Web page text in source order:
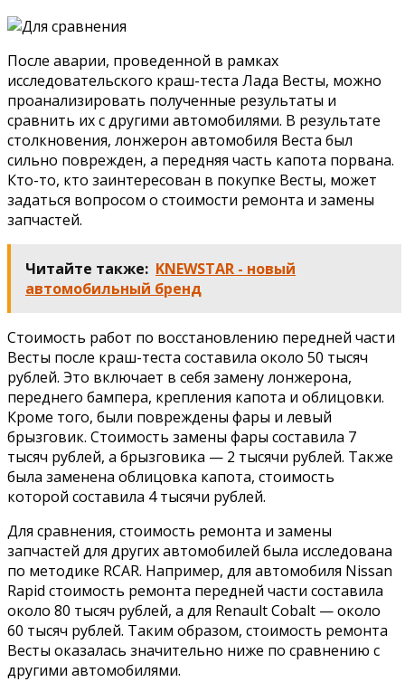
После аварии, проведенной в рамках
исследовательского краш-теста Лада Весты, можно
проанализировать полученные результаты и
сравнить их с другими автомобилями. В результате
столкновения, лонжерон автомобиля Веста был
сильно поврежден, а передняя часть капота порвана.
Кто-то, кто заинтересован в покупке Весты, может
задаться вопросом о стоимости ремонта и замены
запчастей.
Читайте также: KNEWSTAR - новый
автомобильный бренд
Стоимость работ по восстановлению передней части
Весты после краш-теста составила около 50 тысяч
рублей. Это включает в себя замену лонжерона,
переднего бампера, крепления капота и облицовки.
Кроме того, были повреждены фары и левый
брызговик. Стоимость замены фары составила 7
тысяч рублей, а брызговика — 2 тысячи рублей. Также
была заменена облицовка капота, стоимость
которой составила 4 тысячи рублей.
Для сравнения, стоимость ремонта и замены
запчастей для других автомобилей была исследована
по методике RCAR. Например, для автомобиля Nissan
Rapid стоимость ремонта передней части составила
около 80 тысяч рублей, а для Renault Cobalt — около
60 тысяч рублей. Таким образом, стоимость ремонта
Весты оказалась значительно ниже по сравнению с
другими автомобилями.